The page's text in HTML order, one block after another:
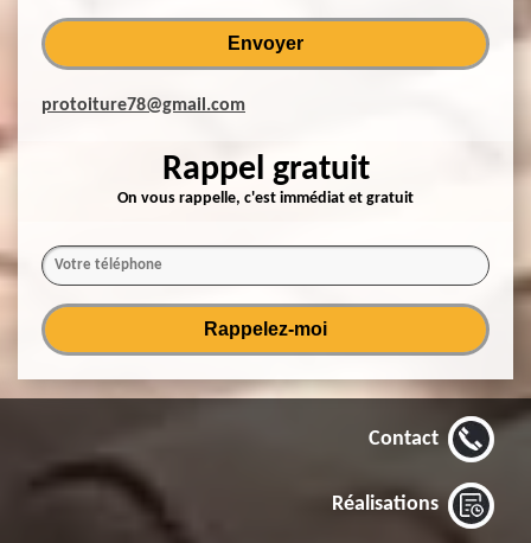
protoiture78@gmail.com
Rappel gratuit
On vous rappelle, c'est immédiat et gratuit
Contact
Réalisations